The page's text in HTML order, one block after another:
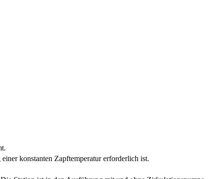
konstanten Zapftemperatur erforderlich ist.